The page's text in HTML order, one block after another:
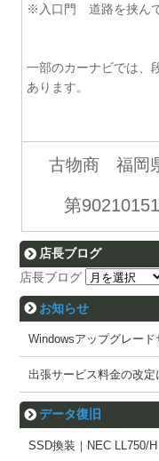
※入口門 道路を挟ん
一部のカーナビでは、
あります。
古物商 福岡
第
店長ブログ
店長ブログ
お知らせ
Windowsアップグレー
出張サービス料金の改
データ復旧
SSD換装｜NEC LL750/